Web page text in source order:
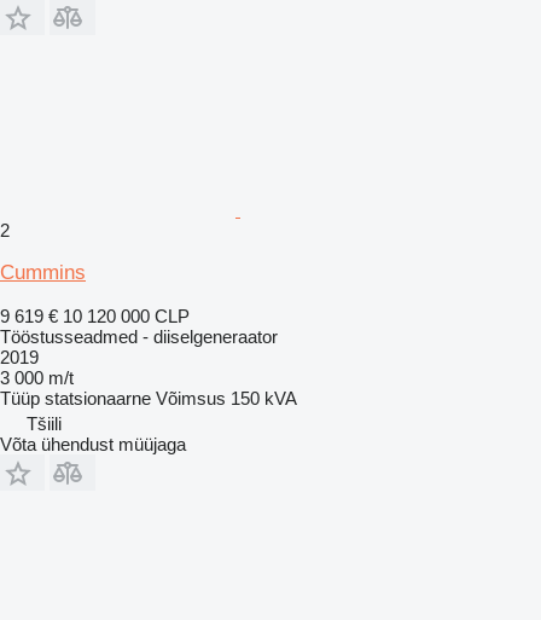
2
Cummins
9 619 € 10 120 000 CLP
Tööstusseadmed - diiselgeneraator
2019
3 000 m/t
Tüüp statsionaarne Võimsus 150 kVA
Tšiili
Võta ühendust müüjaga